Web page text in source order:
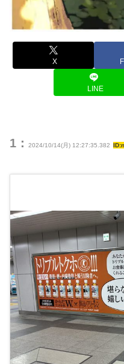
X
LINE
1： 2024/10/14(月) 12:27:35.382